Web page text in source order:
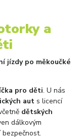
a
jízdy po měkoučké
pro děti. U nás
aut s licencí
dětských
dálkovým